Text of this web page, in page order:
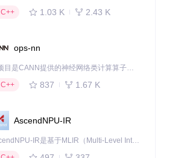
C++
1.03 K 2.43 K
ops-nn
本项目是CANN提供的神经网络类计算算子库，实现网络在NPU上加速计算。
C++
837 1.67 K
AscendNPU-IR
AscendNPU-IR是基于MLIR（Multi-Level Intermediate Representation）构建的，面向昇腾亲和算子编译时使用的中间表示，提供昇腾完备表达能力，通过编译优化提升昇腾AI处理器计算效率，支持通过生态框架使能昇腾AI处理器与深度调优